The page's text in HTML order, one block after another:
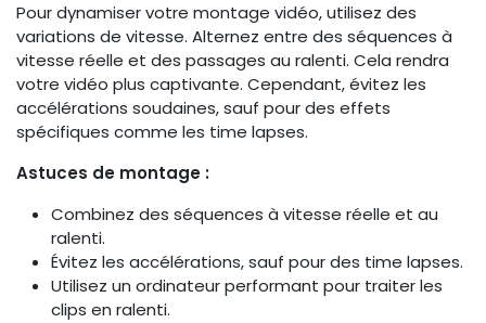
Pour dynamiser votre montage vidéo, utilisez des
variations de vitesse. Alternez entre des séquences à
vitesse réelle et des passages au ralenti. Cela rendra
votre vidéo plus captivante. Cependant, évitez les
accélérations soudaines, sauf pour des effets
spécifiques comme les time lapses.
Astuces de montage :
Combinez des séquences à vitesse réelle et au
ralenti.
Évitez les accélérations, sauf pour des time lapses.
Utilisez un ordinateur performant pour traiter les
clips en ralenti.